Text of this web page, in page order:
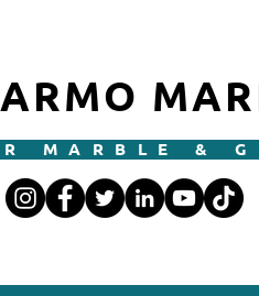
MARBLE &